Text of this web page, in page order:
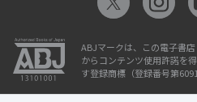
ABJマークは、この電子書
からコンテンツ使用許諾を
す登録商標（登録番号第